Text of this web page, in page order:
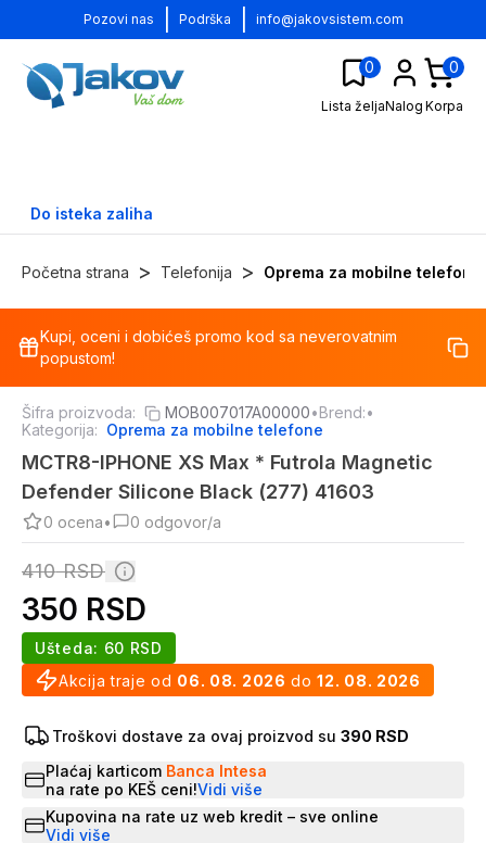
Pozovi nas Podrška info@jakovsistem.com
0
Lista željaNalog
0
Korpa
Do isteka zaliha
Početna strana > Telefonija > Oprema za mobilne telefone
%
Kupi, oceni i dobićeš promo kod sa neverovatnim
popustom!
Šifra proizvoda: MOB007017A00000•Brend:•
Kategorija: Oprema za mobilne telefone
MCTR8-IPHONE XS Max * Futrola Magnetic
Defender Silicone Black (277) 41603
0 ocena• 0 odgovor/a
410RSD
350 RSD
Akcija traje od 06. 08. 2026 do 12. 08. 2026
Ušteda: 60 RSD
Troškovi dostave za ovaj proizvod su 390 RSD
Plaćaj karticom Banca Intesa
na rate po KEŠ ceni!Vidi više
Kupovina na rate uz web kredit – sve online
Vidi više